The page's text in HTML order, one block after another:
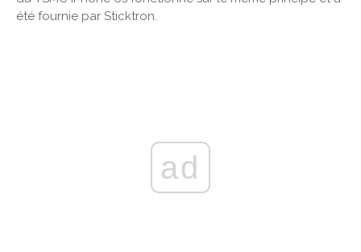
été fournie par Sticktron.
ad